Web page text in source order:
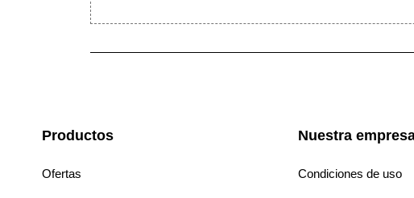
Productos
Ofertas
Nuestra
Condiciones de uso